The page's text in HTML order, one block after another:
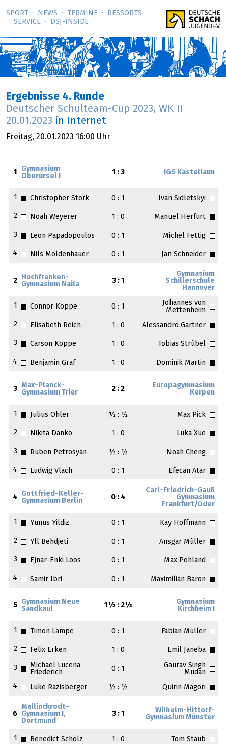
SPORT NEWS TERMINE
RESSORTS
SERVICE
DSJ-­INSIDE
Ergebnisse 4. Runde
Deutscher Schulteam-Cup 2023, WK II
20.01.2023 in Internet
Freitag, 20.01.2023 16:00 Uhr
1
Gymnasium
Oberursel I
1 : 3 IGS Kastellaun
1 Christopher Stork 0 : 1 Ivan Sidletskyi
2 Noah Weyerer 1 : 0 Manuel Herfurt
3 Leon Papadopoulos 0 : 1 Michel Fettig
4 Nils Moldenhauer 0 : 1 Jan Schneider
2
Hochfranken-
Gymnasium Naila
3 : 1
Gymnasium
Schillerschule
Hannover
1 Connor Koppe 0 : 1
Johannes von
Mettenheim
2
Elisabeth Reich 1 : 0 Alessandro Gärtner
3 Carson Koppe 1 : 0 Tobias Strübel
4 Benjamin Graf 1 : 0 Dominik Martin
3
Max-Planck-
Gymnasium Trier
2 : 2
Europagymnasium
Kerpen
1 Julius Ohler ½ : ½ Max Pick
2 Nikita Danko 1 : 0 Luka Xue
3 Ruben Petrosyan ½ : ½ Noah Cheng
4 Ludwig Vlach 0 : 1 Efecan Atar
4
Gottfried-Keller-
Gymnasium Berlin
0 : 4
Carl-Friedrich-Gauß
Gymnasium
Frankfurt/Oder
1 Yunus Yildiz 0 : 1 Kay Hoffmann
2 Yll Behdjeti 0 : 1 Ansgar Müller
3 Ejnar-Enki Loos 0 : 1 Max Pohland
4 Samir Ibri 0 : 1 Maximilian Baron
5
Gymnasium Neue
Sandkaul
1½ : 2½
Gymnasium
Kirchheim I
1 Timon Lampe 0 : 1 Fabian Müller
2 Felix Erken 1 : 0 Emil Janeba
3
Michael Lucena
Friederich
0 : 1
Gaurav Singh
Mudan
4
Luke Razisberger ½ : ½ Quirin Magori
6
Mallinckrodt-
Gymnasium I,
Dortmund
3 : 1
Wilhelm-Hittorf-
Gymnasium Münster
1 Benedict Scholz 1 : 0 Tom Staub